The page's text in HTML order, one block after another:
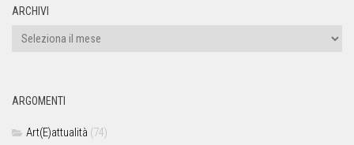
ARCHIVI
ARGOMENTI
Art(E)attualità (74)